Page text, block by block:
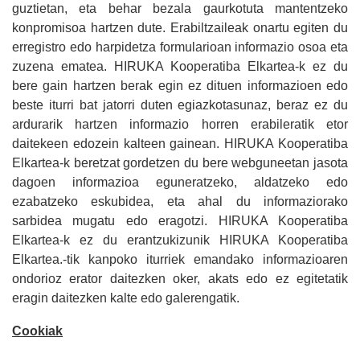
guztietan, eta behar bezala gaurkotuta mantentzeko
konpromisoa hartzen dute. Erabiltzaileak onartu egiten du
erregistro edo harpidetza formularioan informazio osoa eta
zuzena ematea. HIRUKA Kooperatiba Elkartea-k ez du
bere gain hartzen berak egin ez dituen informazioen edo
beste iturri bat jatorri duten egiazkotasunaz, beraz ez du
ardurarik hartzen informazio horren erabileratik etor
daitekeen edozein kalteen gainean. HIRUKA Kooperatiba
Elkartea-k beretzat gordetzen du bere webguneetan jasota
dagoen informazioa eguneratzeko, aldatzeko edo
ezabatzeko eskubidea, eta ahal du informaziorako
sarbidea mugatu edo eragotzi. HIRUKA Kooperatiba
Elkartea-k ez du erantzukizunik HIRUKA Kooperatiba
Elkartea.-tik kanpoko iturriek emandako informazioaren
ondorioz erator daitezken oker, akats edo ez egitetatik
eragin daitezken kalte edo galerengatik.
Cookiak